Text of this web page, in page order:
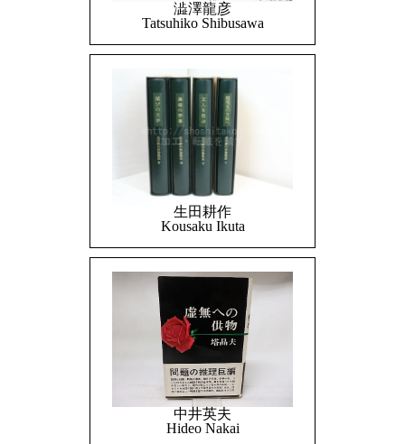
澁澤龍彦
Tatsuhiko Shibusawa
生田耕作
Kousaku Ikuta
中井英夫
Hideo Nakai